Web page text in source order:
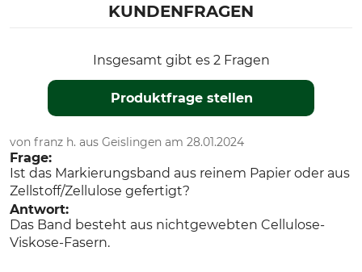
KUNDENFRAGEN
Insgesamt gibt es 2 Fragen
Produktfrage stellen
von franz h. aus Geislingen am 28.01.2024
Frage:
Ist das Markierungsband aus reinem Papier oder aus
Zellstoff/Zellulose gefertigt?
Antwort:
Das Band besteht aus nichtgewebten Cellulose-
Viskose-Fasern.